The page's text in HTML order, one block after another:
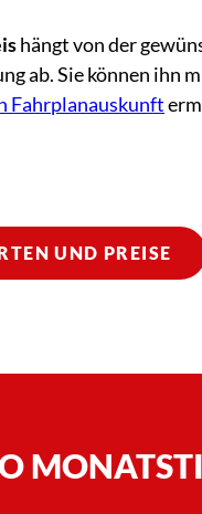
hängt von der
ab. Sie können ihn
Fahrplanauskunft
UND PREISE